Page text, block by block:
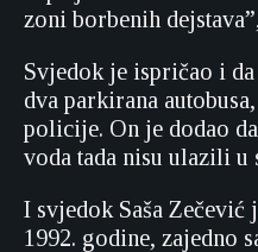
zoni borbenih
Svjedok je ispričao i
dva parkirana
policije. On je dodao
voda tada nisu ulazili u
I svjedok Saša Zečević
1992. godine, zajedno